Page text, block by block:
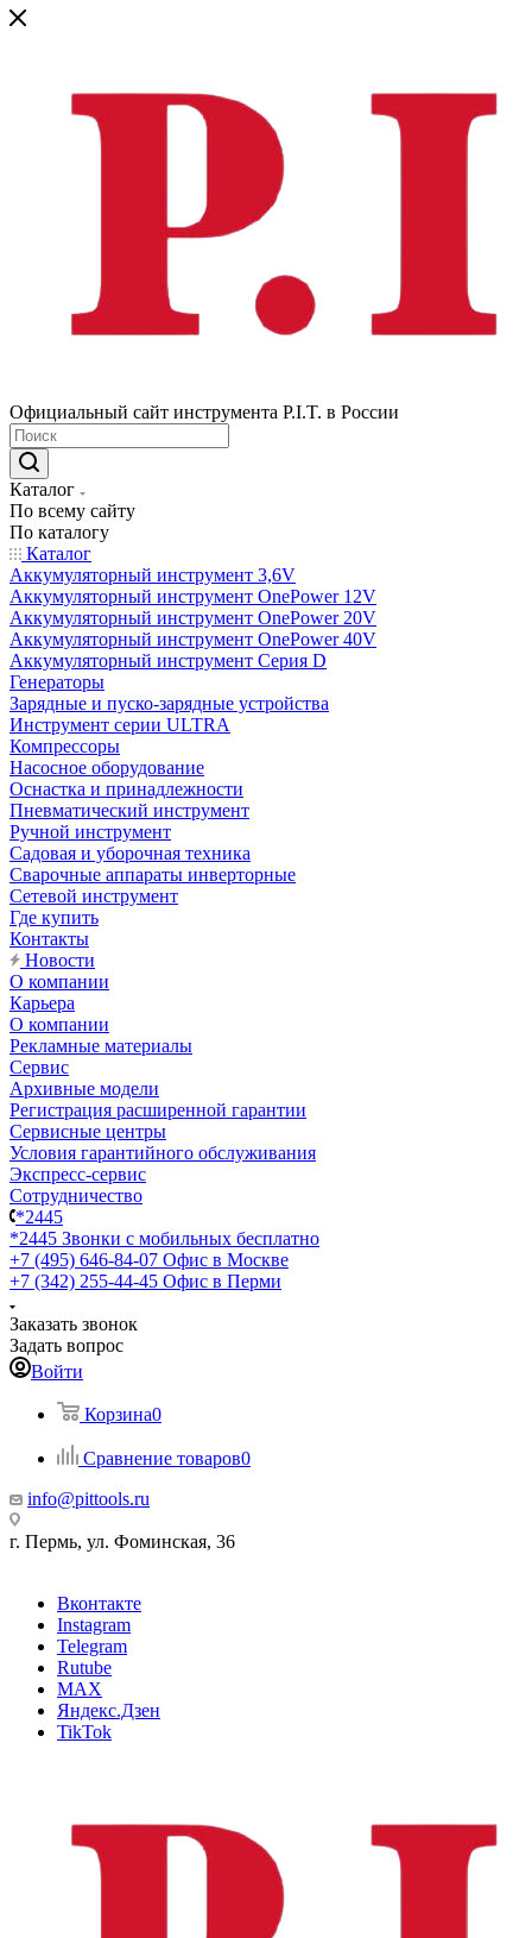
Официальный сайт инструмента P.I.T. в России
Каталог
По всему сайту
По каталогу
Каталог
Аккумуляторный инструмент 3,6V
Аккумуляторный инструмент OnePower 12V
Аккумуляторный инструмент OnePower 20V
Аккумуляторный инструмент OnePower 40V
Аккумуляторный инструмент Серия D
Генераторы
Зарядные и пуско-зарядные устройства
Инструмент серии ULTRA
Компрессоры
Насосное оборудование
Оснастка и принадлежности
Пневматический инструмент
Ручной инструмент
Садовая и уборочная техника
Сварочные аппараты инверторные
Сетевой инструмент
Где купить
Контакты
Новости
О компании
Карьера
О компании
Рекламные материалы
Сервис
Архивные модели
Регистрация расширенной гарантии
Сервисные центры
Условия гарантийного обслуживания
Экспресс-сервис
Сотрудничество
*2445
*2445 Звонки с мобильных бесплатно
+7 (495) 646-84-07 Офис в Москве
+7 (342) 255-44-45 Офис в Перми
Заказать звонок
Задать вопрос
Войти
Корзина0
Сравнение товаров0
info@pittools.ru
г. Пермь, ул. Фоминская, 36
Вконтакте
Instagram
Telegram
Rutube
MAX
Яндекс.Дзен
TikTok